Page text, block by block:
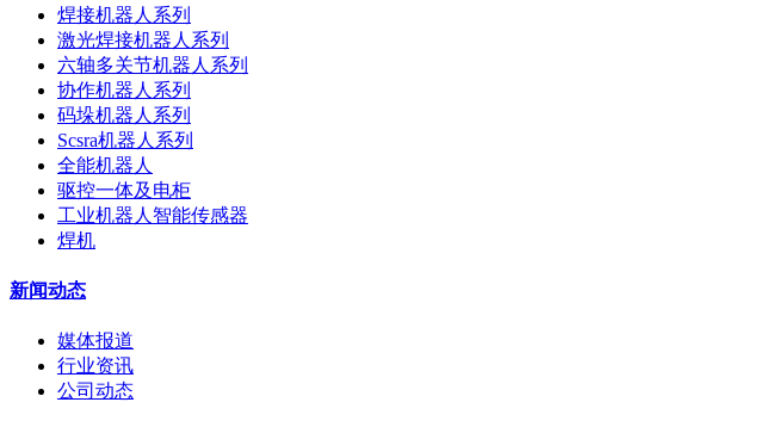
焊接机器人系列
激光焊接机器人系列
六轴多关节机器人系列
协作机器人系列
码垛机器人系列
Scsra机器人系列
全能机器人
驱控一体及电柜
工业机器人智能传感器
焊机
新闻动态
媒体报道
行业资讯
公司动态